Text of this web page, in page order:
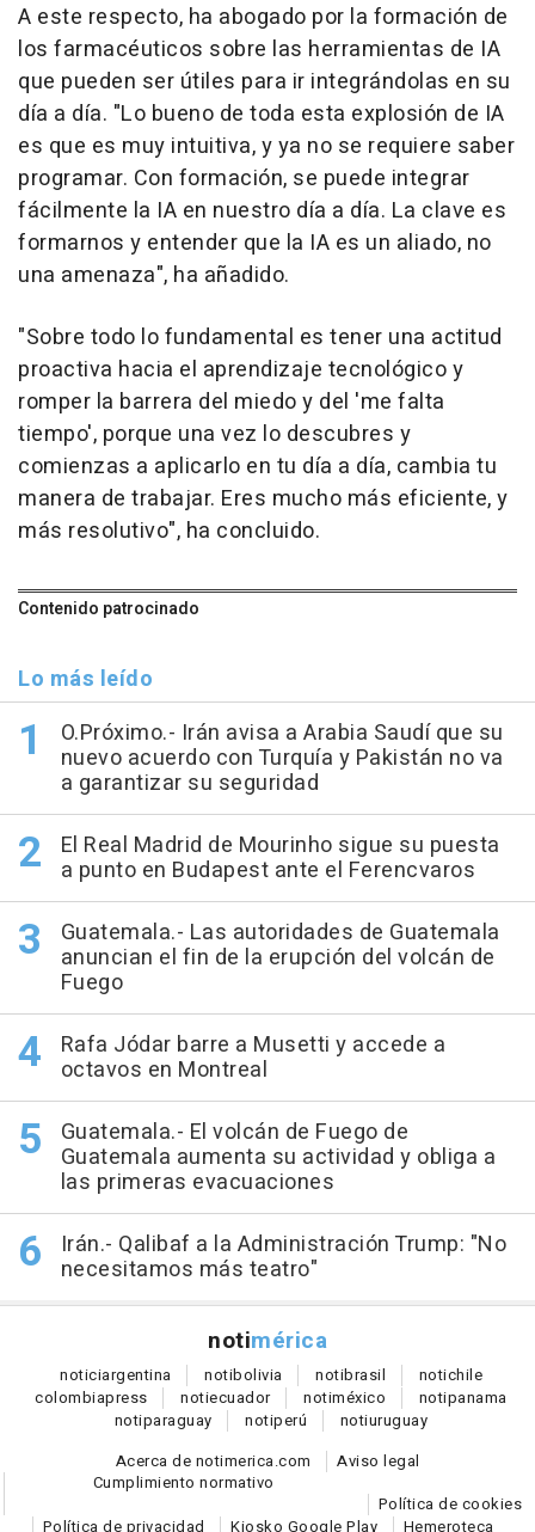
A este respecto, ha abogado por la formación de
los farmacéuticos sobre las herramientas de IA
que pueden ser útiles para ir integrándolas en su
día a día. "Lo bueno de toda esta explosión de IA
es que es muy intuitiva, y ya no se requiere saber
programar. Con formación, se puede integrar
fácilmente la IA en nuestro día a día. La clave es
formarnos y entender que la IA es un aliado, no
una amenaza", ha añadido.
"Sobre todo lo fundamental es tener una actitud
proactiva hacia el aprendizaje tecnológico y
romper la barrera del miedo y del 'me falta
tiempo', porque una vez lo descubres y
comienzas a aplicarlo en tu día a día, cambia tu
manera de trabajar. Eres mucho más eficiente, y
más resolutivo", ha concluido.
Contenido patrocinado
Lo más leído
O.Próximo.- Irán avisa a Arabia Saudí que su
nuevo acuerdo con Turquía y Pakistán no va
a garantizar su seguridad
El Real Madrid de Mourinho sigue su puesta
a punto en Budapest ante el Ferencvaros
Guatemala.- Las autoridades de Guatemala
anuncian el fin de la erupción del volcán de
Fuego
Rafa Jódar barre a Musetti y accede a
octavos en Montreal
Guatemala.- El volcán de Fuego de
Guatemala aumenta su actividad y obliga a
las primeras evacuaciones
Irán.- Qalibaf a la Administración Trump: "No
necesitamos más teatro"
notimérica
noticiargentina notibolivia notibrasil notichile
colombiapress notiecuador notiméxico notipanama
notiparaguay notiperú notiuruguay
Acerca de notimerica.com
Aviso legal
Cumplimiento normativo
Política de cookies
Política de privacidad
Kiosko Google Play Hemeroteca